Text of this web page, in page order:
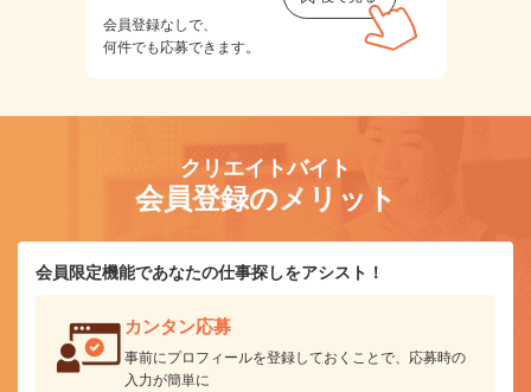
会員登録なしで、
何件でも応募できます。
クリエイトバイト
会員登録のメリット
会員限定機能であなたの仕事探しをアシスト！
カンタン応募
事前にプロフィールを登録しておくことで、応募時の
入力が簡単に